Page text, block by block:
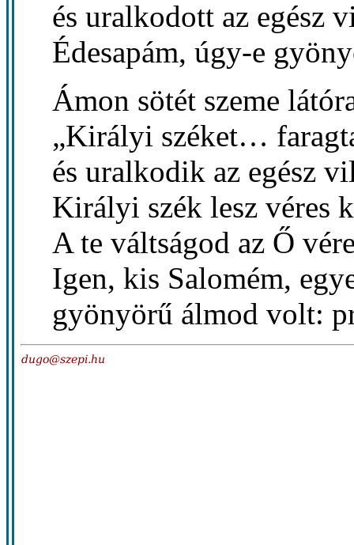
és uralkodott az egész
Édesapám, úgy-e
Ámon sötét szeme
„Királyi széket…
és uralkodik az egész
Királyi szék lesz véres
A te váltságod az Ő
Igen, kis Salomém,
gyönyörű álmod volt: